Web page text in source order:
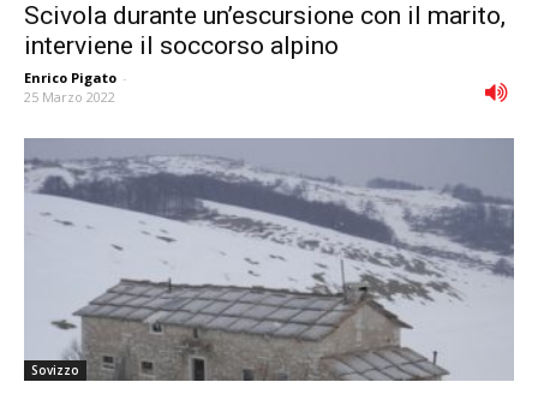
Scivola durante un’escursione con il marito,
interviene il soccorso alpino
Enrico Pigato -
25 Marzo 2022
Sovizzo